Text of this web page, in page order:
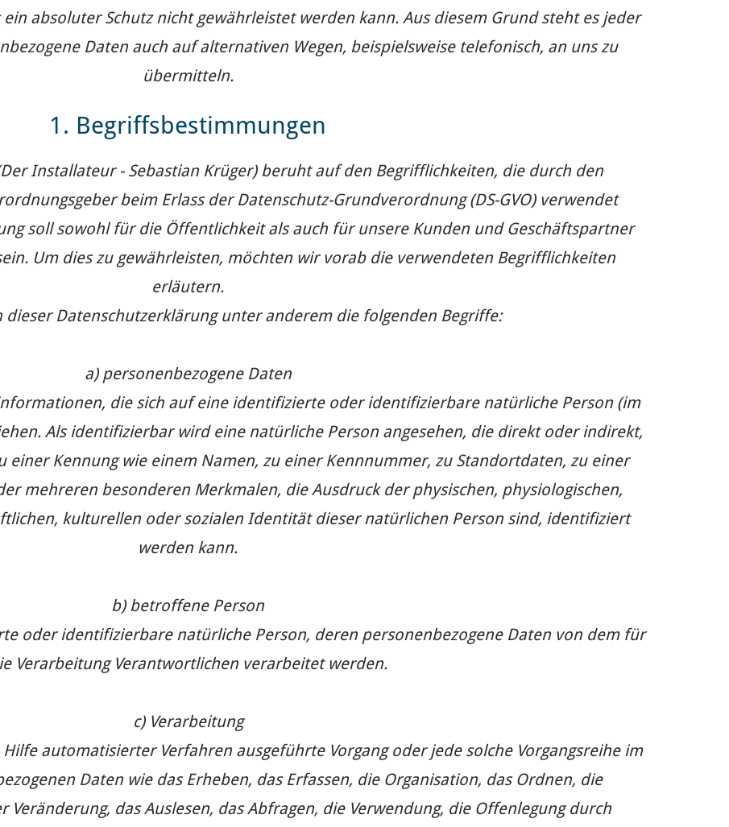
absoluter Schutz nicht gewährleistet werden kann. Aus diesem Grund steht es jeder
Daten auch auf alternativen Wegen, beispielsweise telefonisch, an uns zu
übermitteln.
1. Begriffsbestimmungen
Installateur - Sebastian Krüger) beruht auf den Begrifflichkeiten, die durch den
beim Erlass der Datenschutz-Grundverordnung (DS-GVO) verwendet
soll sowohl für die Öffentlichkeit als auch für unsere Kunden und Geschäftspartner
Um dies zu gewährleisten, möchten wir vorab die verwendeten Begrifflichkeiten
erläutern.
dieser Datenschutzerklärung unter anderem die folgenden Begriffe:
a) personenbezogene Daten
die sich auf eine identifizierte oder identifizierbare natürliche Person (im
Als identifizierbar wird eine natürliche Person angesehen, die direkt oder indirekt,
einer Kennung wie einem Namen, zu einer Kennnummer, zu Standortdaten, zu einer
mehreren besonderen Merkmalen, die Ausdruck der physischen, physiologischen,
kulturellen oder sozialen Identität dieser natürlichen Person sind, identifiziert
werden kann.
b) betroffene Person
oder identifizierbare natürliche Person, deren personenbezogene Daten von dem für
Verarbeitung Verantwortlichen verarbeitet werden.
c) Verarbeitung
automatisierter Verfahren ausgeführte Vorgang oder jede solche Vorgangsreihe im
Daten wie das Erheben, das Erfassen, die Organisation, das Ordnen, die
Veränderung, das Auslesen, das Abfragen, die Verwendung, die Offenlegung durch